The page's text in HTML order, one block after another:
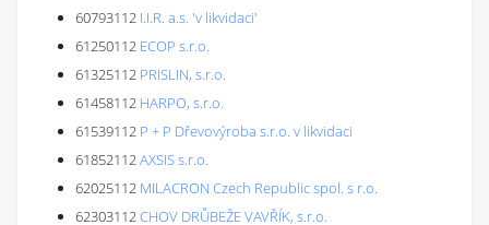
60793112 I.I.R. a.s. 'v likvidaci'
61250112 ECOP s.r.o.
61325112 PRISLIN, s.r.o.
61458112 HARPO, s.r.o.
61539112 P + P Dřevovýroba s.r.o. v likvidaci
61852112AXSIS s.r.o.
62025112 MILACRON Czech Republic spol. s r.o.
62303112CHOV DRŮBEŽE VAVŘÍK, s.r.o.